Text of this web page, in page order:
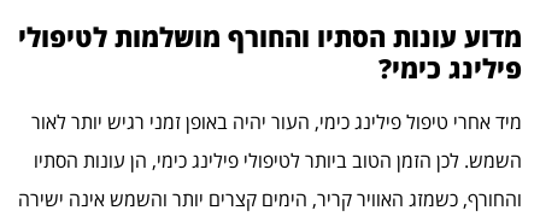
מדוע עונות הסתיו והחורף מושלמות לטיפולי
פילינג כימי?
מיד אחרי טיפול פילינג כימי, העור יהיה באופן זמני רגיש יותר לאור
השמש. לכן הזמן הטוב ביותר לטיפולי פילינג כימי, הן עונות הסתיו
והחורף, כשמזג האוויר קריר, הימים קצרים יותר והשמש אינה ישירה